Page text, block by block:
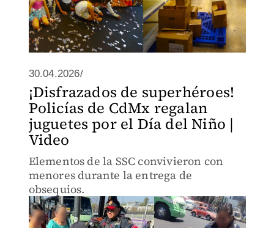
30.04.2026/
¡Disfrazados de superhéroes!
Policías de CdMx regalan
juguetes por el Día del Niño |
Video
Elementos de la SSC convivieron con
menores durante la entrega de
obsequios.